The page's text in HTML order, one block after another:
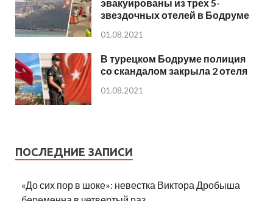
эвакуированы из трех 5-
звездочных отелей в Бодруме
01.08.2021
В турецком Бодруме полиция
со скандалом закрыла 2 отеля
01.08.2021
ПОСЛЕДНИЕ ЗАПИСИ
«До сих пор в шоке»: невестка Виктора Дробыша